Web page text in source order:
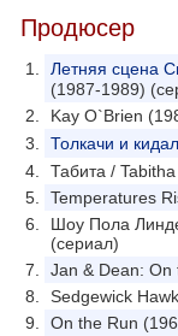
Продюсер
Летняя сцена
(1987-1989)
Kay O`Brien
Толкачи и
Табита /
Temperatures
Шоу Пола
(сериал)
Jan & Dean: On
Sedgewick
On the Run